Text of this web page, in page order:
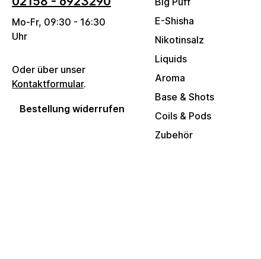
Mo-Fr, 09:30 - 16:30
Uhr
Oder über unser
Kontaktformular.
Bestellung widerrufen
E-Shisha
Nikotinsalz
Liquids
Aroma
Base & Shots
Coils & Pods
Zubehör